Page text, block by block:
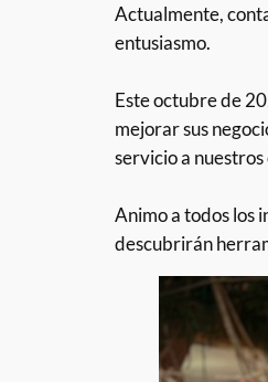
Actualmente,
entusiasmo.
Este octubre de
mejorar sus
servicio a nuestros
Animo a todos los
descubrirán